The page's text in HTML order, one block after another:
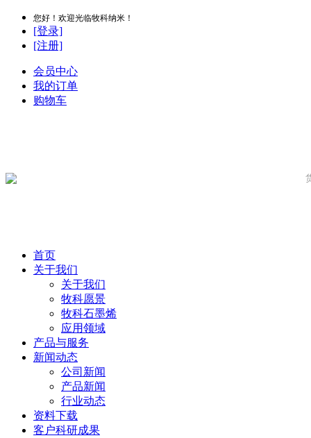
您好！欢迎光临牧科纳米！
[登录]
[注册]
会员中心
我的订单
购物车
首页
关于我们
关于我们
牧科愿景
牧科石墨烯
应用领域
产品与服务
新闻动态
公司新闻
产品新闻
行业动态
资料下载
客户科研成果